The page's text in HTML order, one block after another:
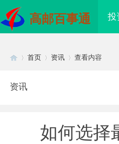
高邮百事通 投
首页 资讯 查看内容
资讯
如何选择